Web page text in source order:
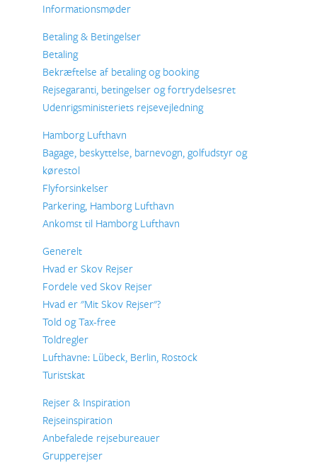
Informationsmøder
Betaling & Betingelser
Betaling
Bekræftelse af betaling og booking
Rejsegaranti, betingelser og fortrydelsesret
Udenrigsministeriets rejsevejledning
Hamborg Lufthavn
Bagage, beskyttelse, barnevogn, golfudstyr og
kørestol
Flyforsinkelser
Parkering, Hamborg Lufthavn
Ankomst til Hamborg Lufthavn
Generelt
Hvad er Skov Rejser
Fordele ved Skov Rejser
Hvad er "Mit Skov Rejser"?
Told og Tax-free
Toldregler
Lufthavne: Lübeck, Berlin, Rostock
Turistskat
Rejser & Inspiration
Rejseinspiration
Anbefalede rejsebureauer
Grupperejser